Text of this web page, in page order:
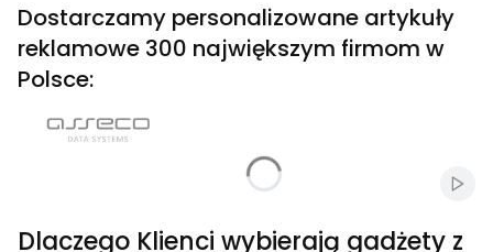
Dostarczamy personalizowane artykuły
reklamowe 300 największym firmom w
Polsce:
Dlaczego Klienci wybierają gadżety z